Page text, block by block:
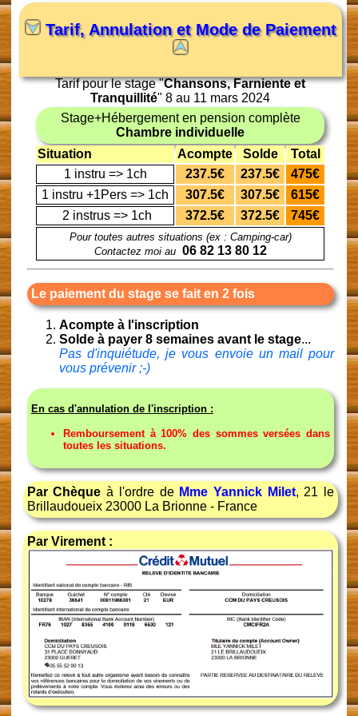
Tarif, Annulation et Mode de Paiement
Tarif pour le stage "Chansons, Farniente et
Tranquillité" 8 au 11 mars 2024
Stage+Hébergement en pension complète
Chambre individuelle
Situation
Acompte Solde
Total
1 instru => 1ch
237.5€ 237.5€
475€
1 instru +1Pers => 1ch
307.5€ 307.5€
615€
2 instrus => 1ch
372.5€ 372.5€ 745€
Pour toutes autres situations (ex : Camping-car)
Contactez moi au 06 82 13 80 12
Le paiement du stage se fait en 2 fois
Acompte à l'inscription
Solde à payer 8 semaines avant le stage...
Pas d'inquiétude, je vous envoie un mail pour
vous prévenir ;-)
En cas d'annulation de l'inscription :
Remboursement à 100% des sommes versées dans
toutes les situations.
Par Chèque à l'ordre de Mme Yannick Milet, 21 le
Brillaudoueix 23000 La Brionne - France
Par Virement :